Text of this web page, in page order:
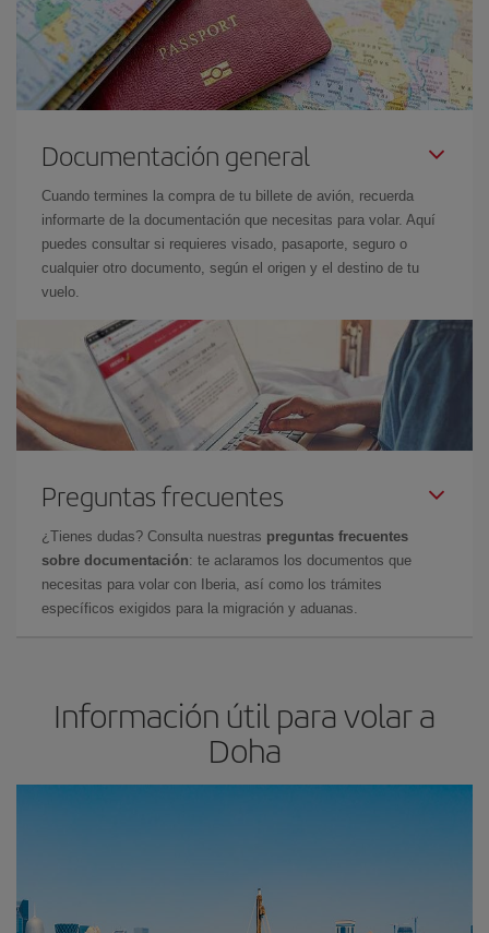
Documentación general
Cuando termines la compra de tu billete de avión, recuerda
informarte de la documentación que necesitas para volar. Aquí
puedes consultar si requieres visado, pasaporte, seguro o
cualquier otro documento, según el origen y el destino de tu
vuelo.
Preguntas frecuentes
¿Tienes dudas? Consulta nuestras preguntas frecuentes
sobre documentación: te aclaramos los documentos que
necesitas para volar con Iberia, así como los trámites
específicos exigidos para la migración y aduanas.
Información útil para volar a
Doha